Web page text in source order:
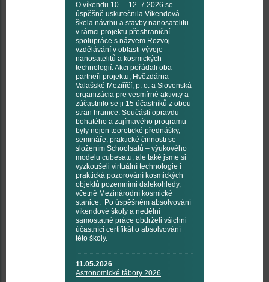
O víkendu 10. – 12. 7 2026 se
úspěšně uskutečnila Víkendová
škola návrhu a stavby nanosatelitů
v rámci projektu přeshraniční
spolupráce s názvem Rozvoj
vzdělávání v oblasti vývoje
nanosatelitů a kosmických
technologií. Akci pořádali oba
partneři projektu, Hvězdárna
Valašské Meziříčí, p. o. a Slovenská
organizácia pre vesmírné aktivity a
zúčastnilo se ji 15 účastníků z obou
stran hranice. Součástí opravdu
bohatého a zajímavého programu
byly nejen teoretické přednášky,
semináře, praktické činnosti se
složením Schoolsatů – výukového
modelu cubesatu, ale také jsme si
vyzkoušeli virtuální technologie i
praktická pozorování kosmických
objektů pozemními dalekohledy,
včetně Mezinárodní kosmické
stanice. Po úspěšném absolvování
víkendové školy a nedělní
samostatné práce obdrželi všichni
účastníci certifikát o absolvování
této školy.
11.05.2026
Astronomické tábory 2026